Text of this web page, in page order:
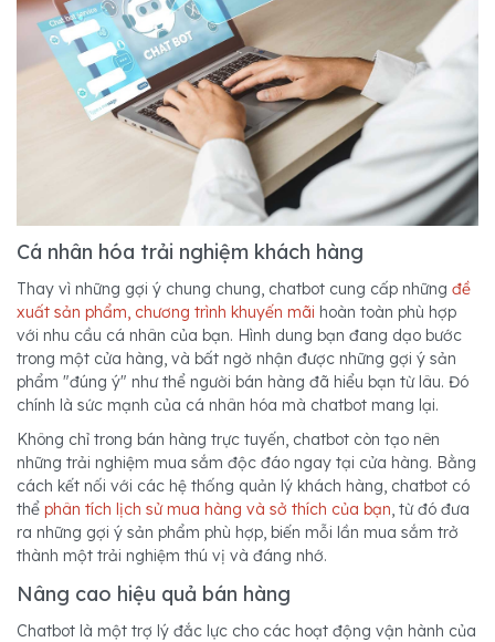
Cá nhân hóa trải nghiệm khách hàng
Thay vì những gợi ý chung chung, chatbot cung cấp những đề
xuất sản phẩm, chương trình khuyến mãi hoàn toàn phù hợp
với nhu cầu cá nhân của bạn. Hình dung bạn đang dạo bước
trong một cửa hàng, và bất ngờ nhận được những gợi ý sản
phẩm "đúng ý" như thể người bán hàng đã hiểu bạn từ lâu. Đó
chính là sức mạnh của cá nhân hóa mà chatbot mang lại.
Không chỉ trong bán hàng trực tuyến, chatbot còn tạo nên
những trải nghiệm mua sắm độc đáo ngay tại cửa hàng. Bằng
cách kết nối với các hệ thống quản lý khách hàng, chatbot có
thể phân tích lịch sử mua hàng và sở thích của bạn , từ đó đưa
ra những gợi ý sản phẩm phù hợp, biến mỗi lần mua sắm trở
thành một trải nghiệm thú vị và đáng nhớ.
Nâng cao hiệu quả bán hàng
Chatbot là một trợ lý đắc lực cho các hoạt động vận hành của